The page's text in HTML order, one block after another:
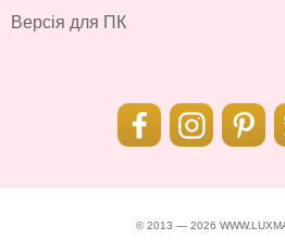
Версія для ПК
© 2013 — 2026